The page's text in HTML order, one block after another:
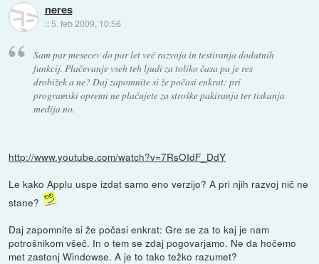
neres
:: 5. feb 2009, 10:56
Sam par mesecev do par let več razvoja in testiranja dodatnih
funkcij. Plačevanje vseh teh ljudi za toliko časa pa je res
drobižek a ne? Daj zapomnite si že počasi enkrat: pri
programski opremi ne plačujete za stroške pakiranja ter tiskanja
medija no.
http://www.youtube.com/watch?v=7RsOIdF_DdY
Le kako Applu uspe izdat samo eno verzijo? A pri njih razvoj nič ne
stane?
Daj zapomnite si že počasi enkrat: Gre se za to kaj je nam
potrošnikom všeč. In o tem se zdaj pogovarjamo. Ne da hočemo
met zastonj Windowse. A je to tako težko razumet?